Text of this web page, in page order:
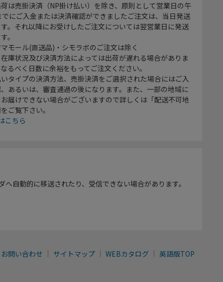
は売掛決済（NP掛け払い）を除き、原則として営業日の午
でにご入金または決済確認ができましたご注文は、当日発送
。それ以降にお受けしたご注文については翌営業日に発送
。
モール(直送品)・シモラボのご注文は除く
庫状況及び決済方法によっては出荷が遅れる場合がありま
るべく日数に余裕をもってご注文ください。
タイプの決済方法、売掛決済をご選択された場合にはご入
あるいは、審査通過の後になります。また、一部の地域に
届けできない場合がございますので詳しくは「配送不可地
ご覧下さい。
こちら
自動的に移送されたり、受信できない場合があります。
お問い合わせ サイトマップ WEBカタログ 英語版TOP